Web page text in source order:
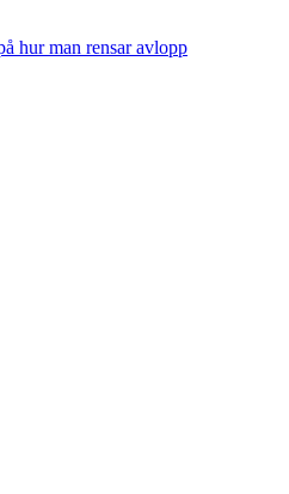
hur man rensar avlopp